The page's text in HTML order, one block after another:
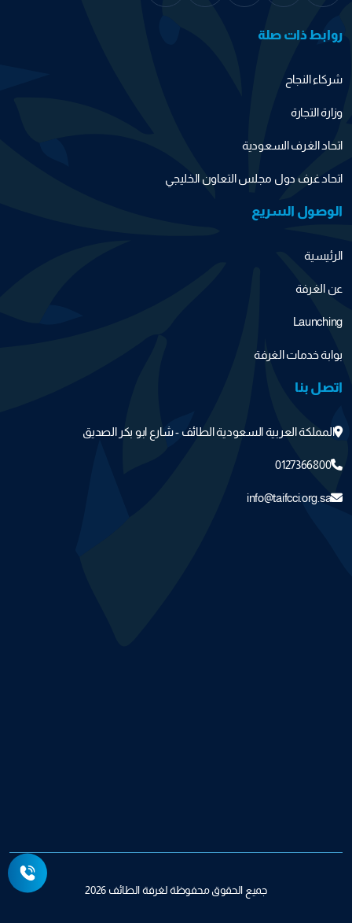
روابط ذات صلة
شركاء النجاح
وزارة التجارة
اتحاد الغرف السعودية
اتحاد غرف دول مجلس التعاون الخليجي
الوصول السريع
الرئيسية
عن الغرفة
Launching
بوابة خدمات الغرفة
اتصل بنا
المملكة العربية السعودية الطائف - شارع ابو بكر الصديق
0127366800
info@taifcci.org.sa
جميع الحقوق محفوظة لغرفة الطائف 2026